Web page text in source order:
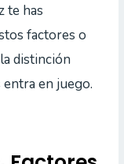
te has
factores o
distinción
en juego.